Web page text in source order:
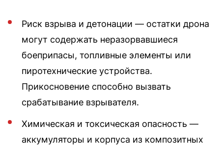
Риск взрыва и детонации — остатки дрона
могут содержать неразорвавшиеся
боеприпасы, топливные элементы или
пиротехнические устройства.
Прикосновение способно вызвать
срабатывание взрывателя.
Химическая и токсическая опасность —
аккумуляторы и корпуса из композитных